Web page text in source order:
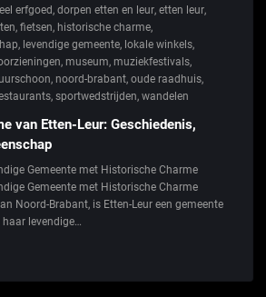
erfgoed, dorpen etten en leur, etten leur,
, fietsen, historische charme,
, levendige gemeente, lokale winkels,
, museum, muziekfestivals,
, noord-brabant, oude raadhuis,
, sportwedstrijden, wandelen
van Etten-Leur: Geschiedenis,
Gemeente met Historische Charme
Gemeente met Historische Charme
Noord-Brabant, is Etten-Leur een gemeente
levendige…